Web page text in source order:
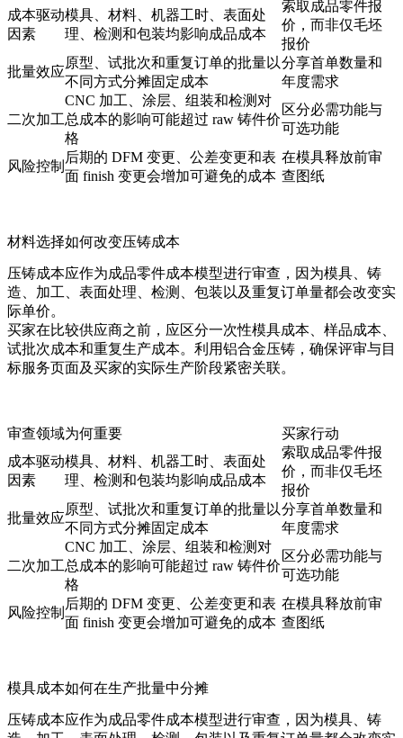
成本驱动
因素
模具、材料、机器工时、表面处
理、检测和包装均影响成品成本
索取成品零件报
价，而非仅毛坯
报价
批量效应
原型、试批次和重复订单的批量以
不同方式分摊固定成本
分享首单数量和
年度需求
二次加工
CNC 加工、涂层、组装和检测对
总成本的影响可能超过 raw 铸件价
格
区分必需功能与
可选功能
风险控制
后期的 DFM 变更、公差变更和表
面 finish 变更会增加可避免的成本
在模具释放前审
查图纸
材料选择如何改变压铸成本
压铸成本应作为成品零件成本模型进行审查，因为模具、铸
造、加工、表面处理、检测、包装以及重复订单量都会改变实
际单价。
买家在比较供应商之前，应区分一次性模具成本、样品成本、
试批次成本和重复生产成本。利用铝合金压铸 ，确保评审与目
标服务页面及买家的实际生产阶段紧密关联。
审查领域为何重要
买家行动
成本驱动
因素
模具、材料、机器工时、表面处
理、检测和包装均影响成品成本
索取成品零件报
价，而非仅毛坯
报价
批量效应
原型、试批次和重复订单的批量以
不同方式分摊固定成本
分享首单数量和
年度需求
二次加工
CNC 加工、涂层、组装和检测对
总成本的影响可能超过 raw 铸件价
格
区分必需功能与
可选功能
风险控制
后期的 DFM 变更、公差变更和表
面 finish 变更会增加可避免的成本
在模具释放前审
查图纸
模具成本如何在生产批量中分摊
压铸成本应作为成品零件成本模型进行审查，因为模具、铸